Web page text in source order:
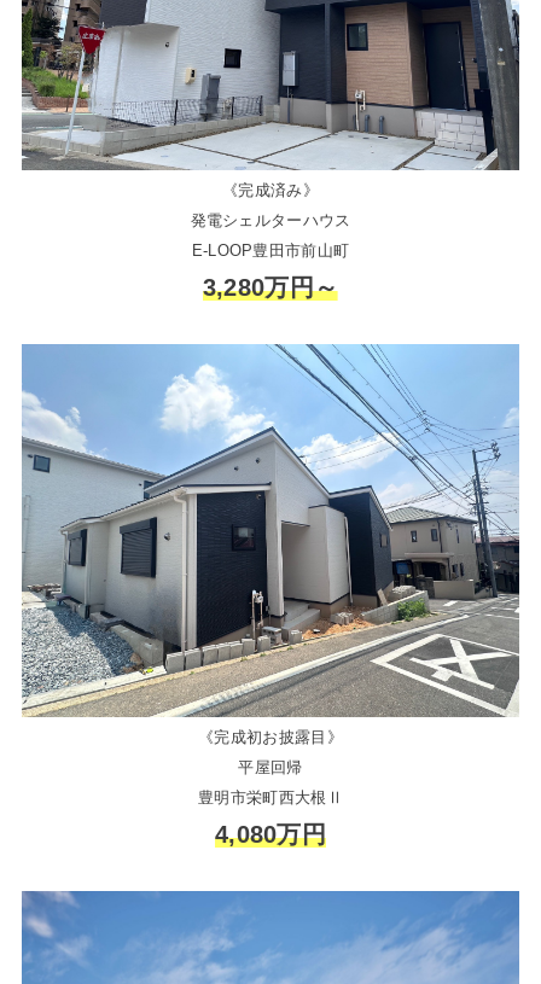
《完成済み》
発電シェルターハウス
E-LOOP豊田市前山町
3,280万円～
《完成初お披露目》
平屋回帰
豊明市栄町西大根Ⅱ
4,080万円